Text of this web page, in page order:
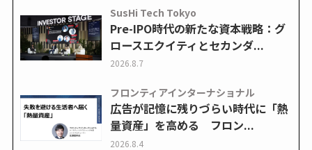
SusHi Tech Tokyo
Pre-IPO時代の新たな資本戦略：グ
ロースエクイティとセカンダ...
2026.8.7
フロンティアインターナショナル
広告が記憶に残りづらい時代に「熱
量資産」を高める フロン...
2026.8.4